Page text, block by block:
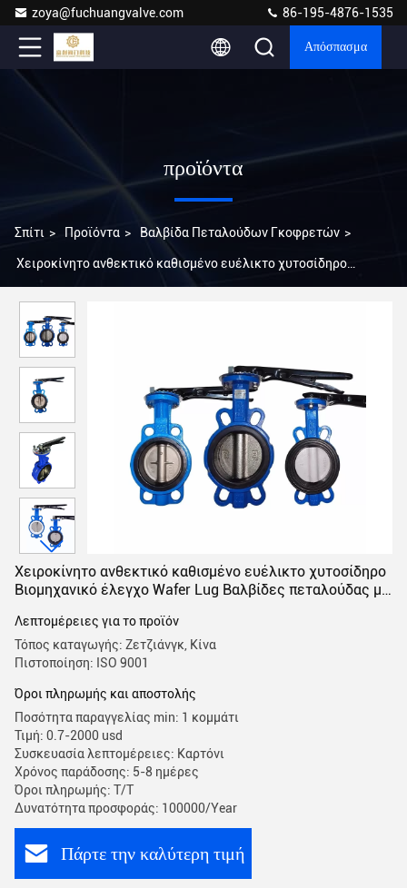
zoya@fuchuangvalve.com 86-195-4876-1535
Απόσπασμα
προϊόντα
Σπίτι > Προϊόντα > Βαλβίδα Πεταλούδων Γκοφρετών >
Χειροκίνητο ανθεκτικό καθισμένο ευέλικτο χυτοσίδηρο
ελαστική επένδυση EPDM PTFE PFA
Χειροκίνητο ανθεκτικό καθισμένο ευέλικτο χυτοσίδηρο
Βιομηχανικό έλεγχο Wafer Lug Βαλβίδες πεταλούδας με
Λεπτομέρειες για το προϊόν
Τόπος καταγωγής: Ζετζιάνγκ, Κίνα
Πιστοποίηση: ISO 9001
Όροι πληρωμής και αποστολής
Ποσότητα παραγγελίας min: 1 κομμάτι
Τιμή: 0.7-2000 usd
Συσκευασία λεπτομέρειες: Καρτόνι
Χρόνος παράδοσης: 5-8 ημέρες
Όροι πληρωμής: Τ/Τ
Δυνατότητα προσφοράς: 100000/Year
Πάρτε την καλύτερη τιμή